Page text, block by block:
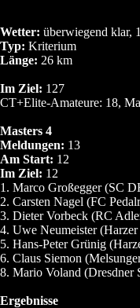
Wetter: überwiegend klar,
Typ: Kriterium
Länge: 26 km
Im Ziel: 127
CT+Elite-Amateure: 18,
Masters 4
Meldungen: 13
Am Start: 12
Im Ziel: 12
1. Marco Großegger (SC
2. Carsten Nagel (FC
3. Dieter Vorbeck (RC
4. Uwe Neumeister
5. Hans-Peter Grünig
6. Claus Siemon
8. Mario Voland (Dresdner
Ergebnisse